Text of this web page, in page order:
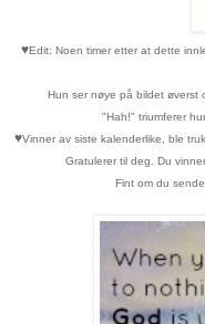
♥Edit: Noen timer etter at dette
Hun ser nøye på bildet øverst
"Hah!" triumferer
♥Vinner av siste kalenderlike, ble
Gratulerer til deg. Du
Fint om du